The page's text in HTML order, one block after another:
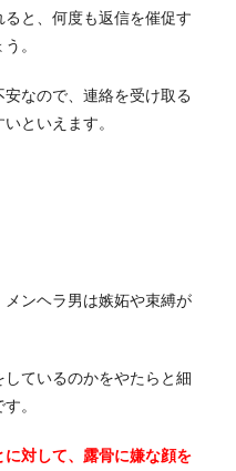
と、何度も返信を催促す
。
なので、連絡を受け取る
といえます。
ンヘラ男は嫉妬や束縛が
ているのかをやたらと細
。
対して、露骨に嫌な顔を